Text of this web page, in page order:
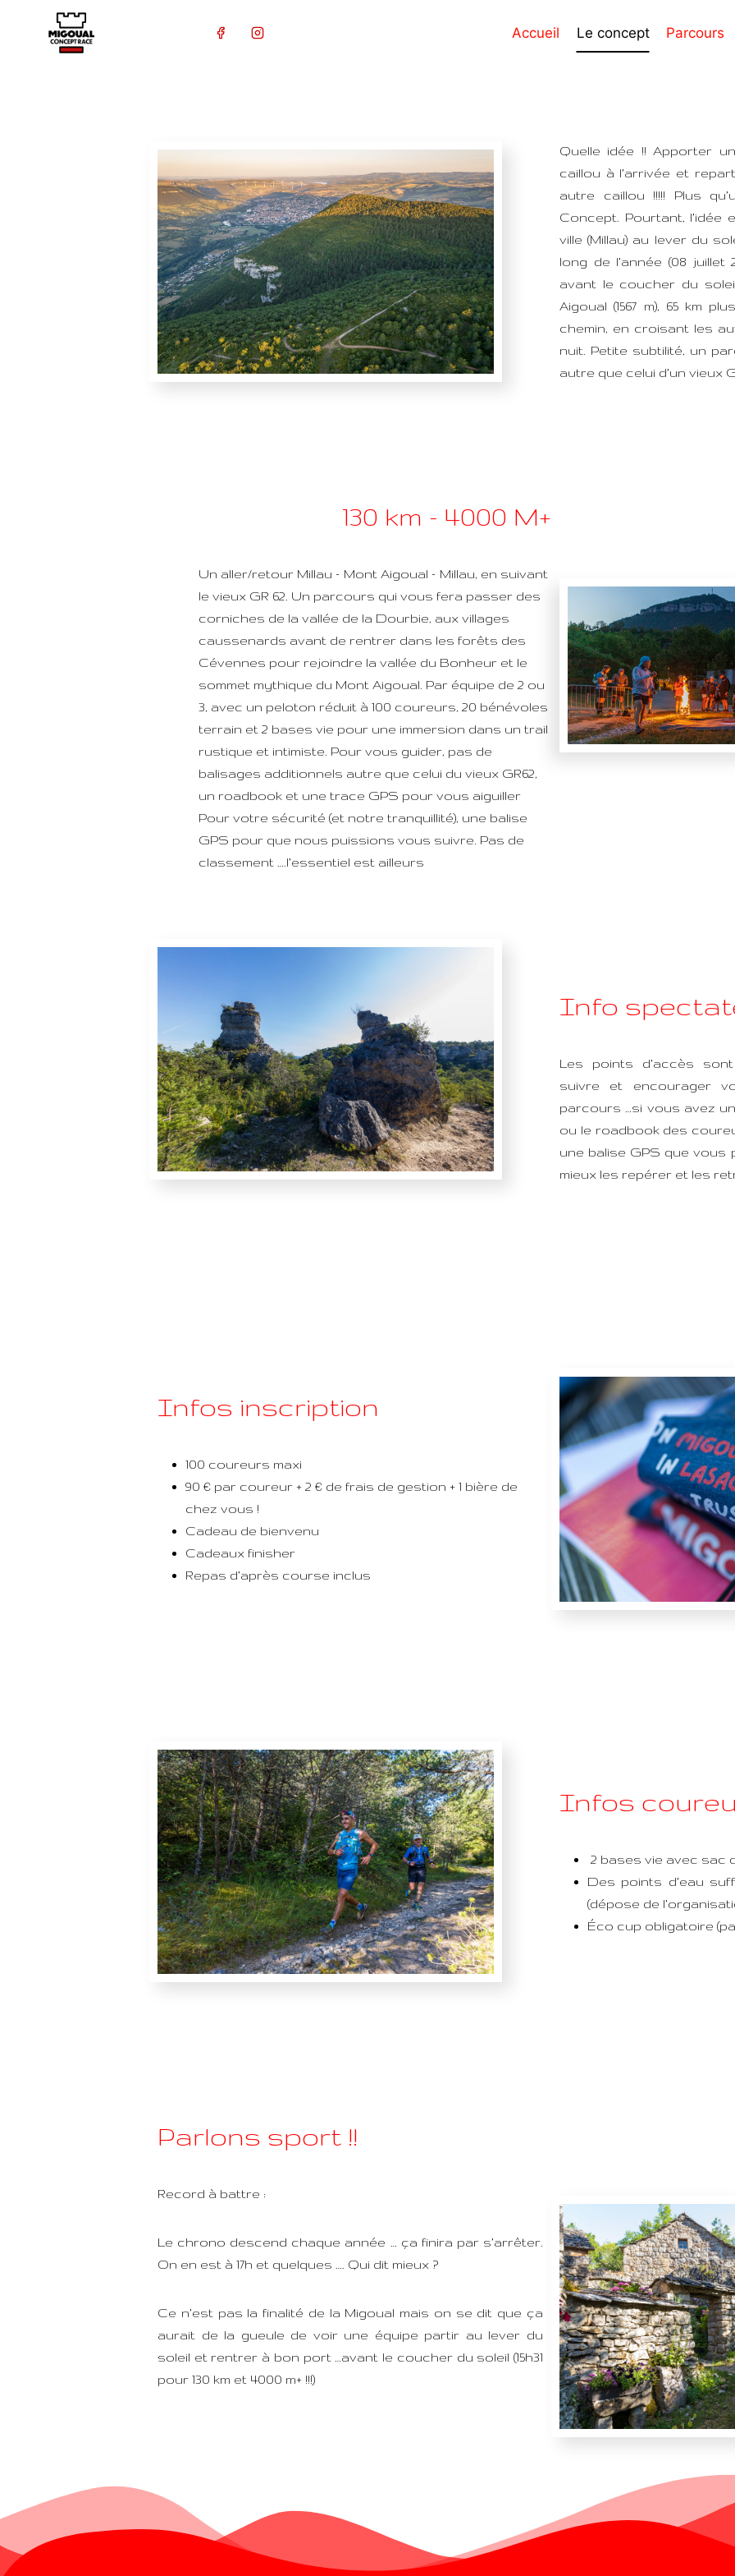
Accueil Le concept Parcours
Quelle idée !! Apporter
caillou à l’arrivée et
autre caillou !!!!! Plus
Concept. Pourtant, l’idée
ville (Millau) au lever du
long de l’année (08
avant le coucher du
Aigoual (1567 m), 65 km
chemin, en croisant les
nuit. Petite subtilité, un
autre que celui d’un vieux
130 km - 4000 M+
Un aller/retour Millau – Mont Aigoual – Millau, en suivant
le vieux GR 62. Un parcours qui vous fera passer des
corniches de la vallée de la Dourbie, aux villages
caussenards avant de rentrer dans les forêts des
Cévennes pour rejoindre la vallée du Bonheur et le
sommet mythique du Mont Aigoual. Par équipe de 2 ou
3, avec un peloton réduit à 100 coureurs, 20 bénévoles
terrain et 2 bases vie pour une immersion dans un trail
rustique et intimiste. Pour vous guider, pas de
balisages additionnels autre que celui du vieux GR62,
un roadbook et une trace GPS pour vous aiguiller
Pour votre sécurité (et notre tranquillité), une balise
GPS pour que nous puissions vous suivre. Pas de
classement ….l’essentiel est ailleurs
Info
Les points d’accès
suivre et encourager
parcours …si vous avez
ou le roadbook des
une balise GPS que
mieux les repérer et les
Infos inscription
100 coureurs maxi
90 € par coureur + 2 € de frais de gestion + 1 bière de
chez vous !
Cadeau de bienvenu
Cadeaux finisher
Repas d’après course inclus
Infos
2 bases vie avec sac
Des points d’eau
(dépose de
Éco cup obligatoire
Parlons sport !!
Record à battre :
Le chrono descend chaque année … ça finira par s’arrêter.
On en est à 17h et quelques …. Qui dit mieux ?
Ce n’est pas la finalité de la Migoual mais on se dit que ça
aurait de la gueule de voir une équipe partir au lever du
soleil et rentrer à bon port …avant le coucher du soleil (15h31
pour 130 km et 4000 m+ !!!)